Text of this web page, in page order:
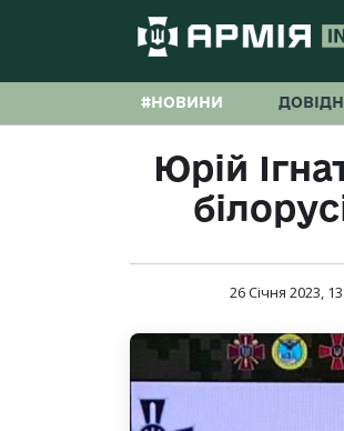
#НОВИНИ
Юрій
26 Січня 2023,